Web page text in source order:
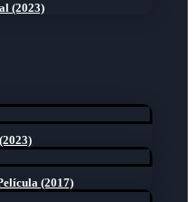
(2023)
(2017)